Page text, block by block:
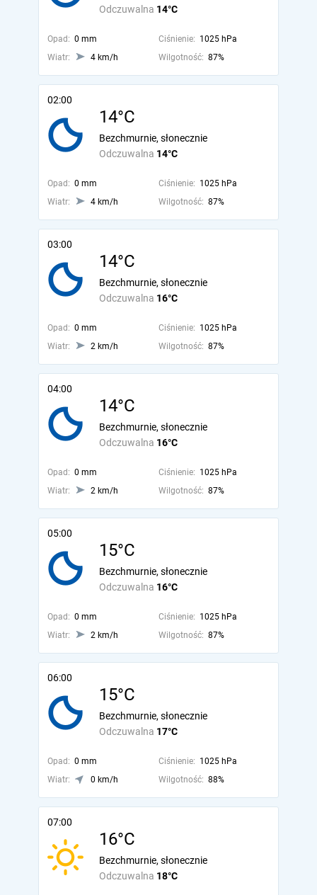
Odczuwalna 14°C
Opad: 0 mm Ciśnienie: 1025 hPa
Wiatr:
4 km/h Wilgotność: 87%
02:00
14°C
Odczuwalna 14°C
Bezchmurnie, słonecznie
Opad: 0 mm Ciśnienie: 1025 hPa
Wiatr:
4 km/h Wilgotność: 87%
03:00
14°C
Odczuwalna 16°C
Bezchmurnie, słonecznie
Opad: 0 mm Ciśnienie: 1025 hPa
Wiatr:
2 km/h Wilgotność: 87%
04:00
14°C
Odczuwalna 16°C
Bezchmurnie, słonecznie
Opad: 0 mm Ciśnienie: 1025 hPa
Wiatr:
2 km/h Wilgotność: 87%
05:00
15°C
Odczuwalna 16°C
Bezchmurnie, słonecznie
Opad: 0 mm Ciśnienie: 1025 hPa
Wiatr:
2 km/h Wilgotność: 87%
06:00
15°C
Odczuwalna 17°C
Bezchmurnie, słonecznie
Opad: 0 mm Ciśnienie: 1025 hPa
Wiatr:
0 km/h Wilgotność: 88%
07:00
16°C
Odczuwalna 18°C
Bezchmurnie, słonecznie